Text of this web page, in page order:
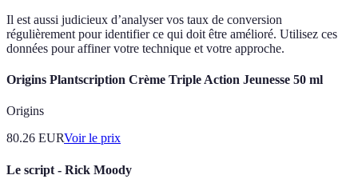
Il est aussi judicieux d’analyser vos taux de conversion
régulièrement pour identifier ce qui doit être amélioré. Utilisez ces
données pour affiner votre technique et votre approche.
Origins Plantscription Crème Triple Action Jeunesse 50 ml
Origins
80.26 EURVoir le prix
Le script - Rick Moody